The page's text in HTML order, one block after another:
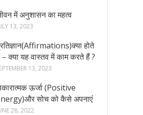
में अनुशासन का महत्व
13, 2023
होते
– क्या यह वास्तव में काम करते हैं ?
13, 2023
ऊर्जा (Positive
सोच को कैसे अपनाएं
28, 2022